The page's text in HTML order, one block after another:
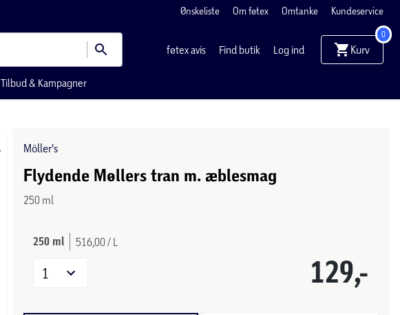
Ønskeliste Om føtex Omtanke Kundeservice
føtex avis Find butik Log ind Kurv
0
Tilbud & Kampagner
Möller's
Flydende Møllers tran m. æblesmag
250 ml
250 ml 516,00 / L
129,-
1